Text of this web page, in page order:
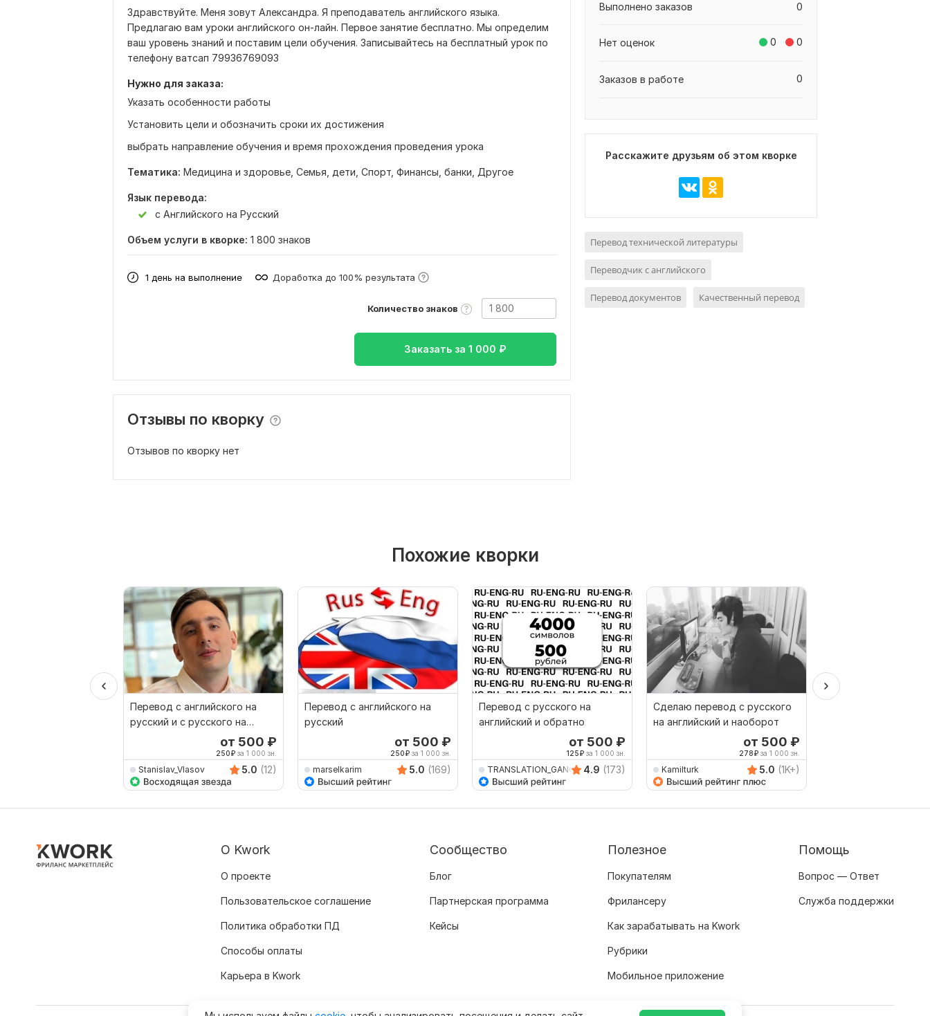
Здравствуйте. Меня зовут Александра. Я преподаватель английского языка.
Предлагаю вам уроки английского он-лайн. Первое занятие бесплатно. Мы определим
ваш уровень знаний и поставим цели обучения. Записывайтесь на бесплатный урок по
телефону ватсап 79936769093
Нужно для заказа:
Указать особенности работы
Установить цели и обозначить сроки их достижения
выбрать направление обучения и время прохождения проведения урока
Тематика: Медицина и здоровье, Семья, дети, Спорт, Финансы, банки, Другое
Язык перевода:
с Английского на Русский
Объем услуги в кворке: 1 800 знаков
1 день на выполнение Доработка до 100% результата
Количество знаков
Заказать за 1 000 ₽
Отзывы по кворку
Отзывов по кворку нет
0
Выполнено заказов
0 0
Нет оценок
0
Заказов в работе
Расскажите друзьям об этом кворке
Перевод технической литературы
Переводчик с английского
Перевод документов Качественный перевод
Похожие кворки
Перевод с английского на
русский и с русского на
от 500 ₽
250₽ за 1 000 зн.
Stanislav_Vlasov 5.0 (12)
Перевод с английского на
русский
от 500 ₽
250₽ за 1 000 зн.
marselkarim 5.0 (169)
Перевод с русского на
английский и обратно
от 500 ₽
125₽ за 1 000 зн.
TRANSLATION_GANG 4.9 (173)
Сделаю перевод с русского
на английский и наоборот
от 500 ₽
278₽ за 1 000 зн.
Kamilturk 5.0 (1K+)
О Kwork
О проекте
Пользовательское соглашение
Политика обработки ПД
Способы оплаты
Карьера в Kwork
Сообщество
Блог
Партнерская программа
Кейсы
Полезное
Покупателям
Фрилансеру
Как зарабатывать на Kwork
Рубрики
Мобильное приложение
Помощь
Вопрос — Ответ
Служба поддержки